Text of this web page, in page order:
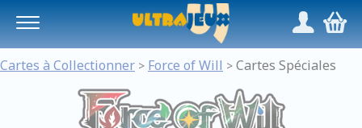
/,
Cartes à Collectionner > Force of Will > Cartes Spéciales